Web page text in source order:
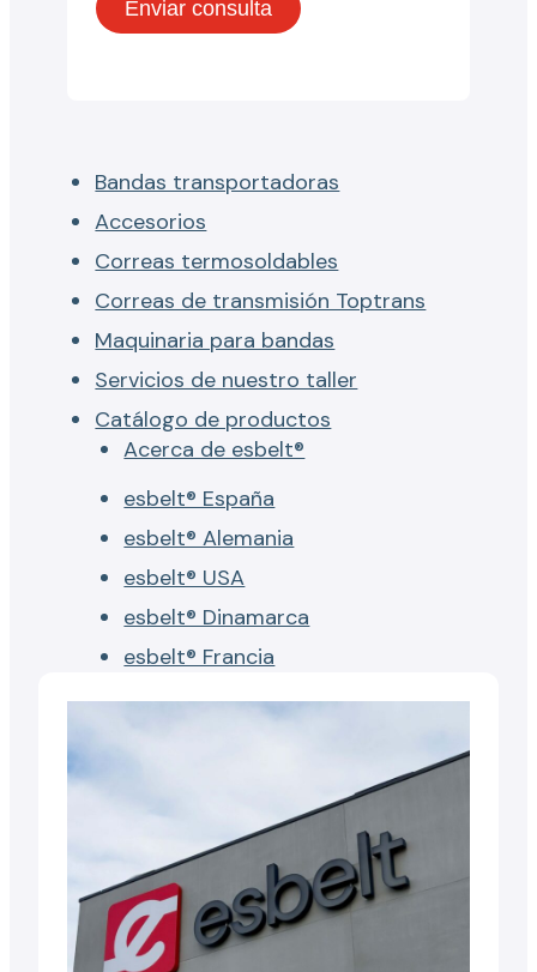
Bandas transportadoras
Accesorios
Correas termosoldables
Correas de transmisión Toptrans
Maquinaria para bandas
Servicios de nuestro taller
Catálogo de productos
Acerca de esbelt®
esbelt® España
esbelt® Alemania
esbelt® USA
esbelt® Dinamarca
esbelt® Francia